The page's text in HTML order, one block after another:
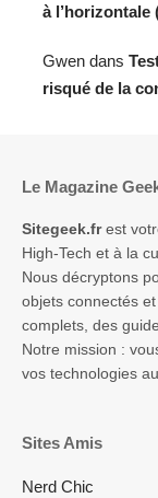
à l’horizontale
Gwen dans
risqué de la
Le Magazine
Sitegeek.frest
High-Tech et à la
Nous décryptons
objets connectés
complets, des
Notre mission :
vos technologies
Sites Amis
Nerd Chic